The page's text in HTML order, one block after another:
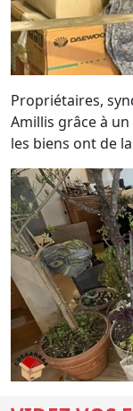
Propriétaires,
Amillis grâce à
les biens ont de